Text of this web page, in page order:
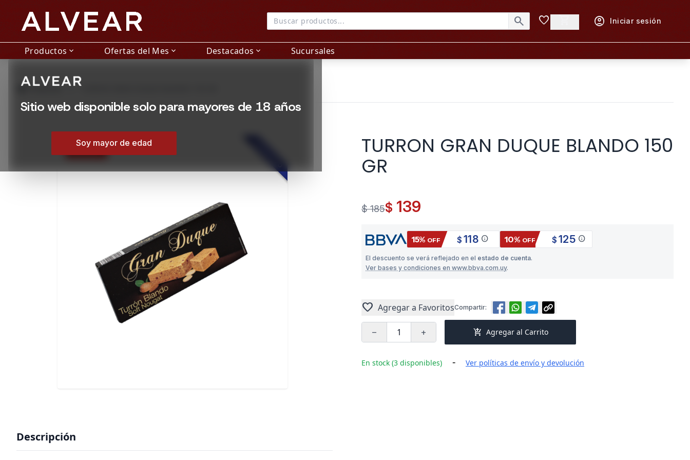
search favorite account_circle Iniciar sesión
Productos expand_more Ofertas del Mes expand_more Destacados expand_more Sucursales
Sitio web disponible solo para mayores de 18 años
Soy mayor de edad
grid_view Productos TURRON GRAN DUQUE BLANDO 150 GR
25% OFF DESTACADO TURRON GRAN DUQUE BLANDO 150
GR
$ 185$ 139
15% OFF $ 118 info 10% OFF $ 125 info
El descuento se verá reflejado en el estado de cuenta.
Ver bases y condiciones en www.bbva.com.uy.
Compartir:
favorite Agregar a Favoritos
remove add add_shopping_cart Agregar al Carrito
En stock (3 disponibles) - Ver políticas de envío y devolución
Descripción